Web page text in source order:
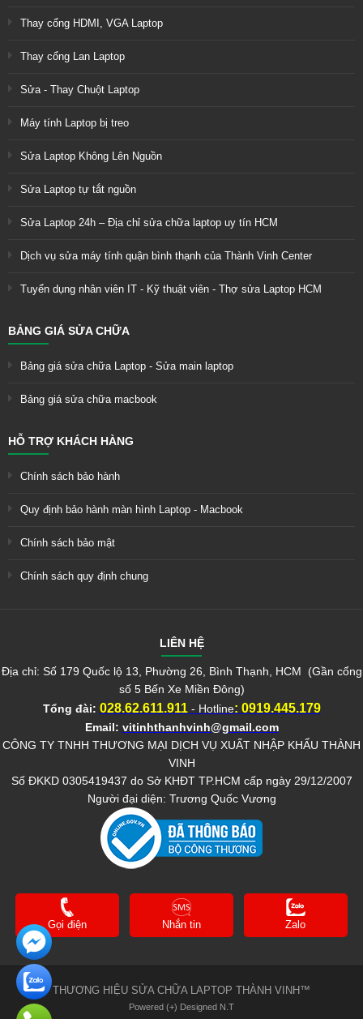
Thay cổng HDMI, VGA Laptop
Thay cổng Lan Laptop
Sửa - Thay Chuột Laptop
Máy tính Laptop bị treo
Sửa Laptop Không Lên Nguồn
Sửa Laptop tự tắt nguồn
Sửa Laptop 24h – Địa chỉ sửa chữa laptop uy tín HCM
Dịch vụ sửa máy tính quận bình thạnh của Thành Vinh Center
Tuyển dụng nhân viên IT - Kỹ thuật viên - Thợ sửa Laptop HCM
BẢNG GIÁ SỬA CHỮA
Bảng giá sửa chữa Laptop - Sửa main laptop
Bảng giá sửa chữa macbook
HỖ TRỢ KHÁCH HÀNG
Chính sách bảo hành
Quy định bảo hành màn hình Laptop - Macbook
Chính sách bảo mật
Chính sách quy định chung
LIÊN HỆ
Địa chỉ: Số 179 Quốc lộ 13, Phường 26, Bình Thạnh, HCM (Gần cổng
số 5 Bến Xe Miền Đông)
Tổng đài: 028.62.611.911 - Hotline: 0919.445.179
Email: vitinhthanhvinh@gmail.com
CÔNG TY TNHH THƯƠNG MẠI DỊCH VỤ XUẤT NHẬP KHẨU THÀNH
VINH
Số ĐKKD 0305419437 do Sở KHĐT TP.HCM cấp ngày 29/12/2007
Người đại diện: Trương Quốc Vương
Gọi điện Nhắn tin Zalo
THƯƠNG HIỆU SỬA CHỮA LAPTOP THÀNH VINH™
Powered (+) Designed N.T